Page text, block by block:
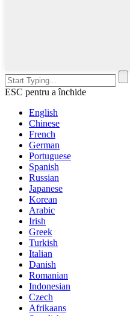
ESC pentru a închide
English
Chinese
French
German
Portuguese
Spanish
Russian
Japanese
Korean
Arabic
Irish
Greek
Turkish
Italian
Danish
Romanian
Indonesian
Czech
Afrikaans